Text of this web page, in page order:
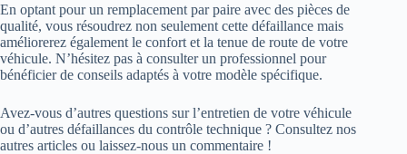
En optant pour un remplacement par paire avec des pièces de
qualité, vous résoudrez non seulement cette défaillance mais
améliorerez également le confort et la tenue de route de votre
véhicule. N’hésitez pas à consulter un professionnel pour
bénéficier de conseils adaptés à votre modèle spécifique.
Avez-vous d’autres questions sur l’entretien de votre véhicule
ou d’autres défaillances du contrôle technique ? Consultez nos
autres articles ou laissez-nous un commentaire !